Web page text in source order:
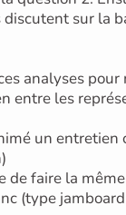
sur la
analyses
entre les
un entretien
de faire la
(type